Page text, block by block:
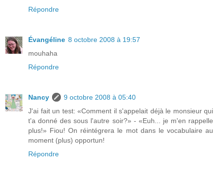
Répondre
Évangéline 8 octobre 2008 à 19:57
mouhaha
Répondre
Nancy
9 octobre 2008 à 05:40
J'ai fait un test: «Comment il s'appelait déjà le monsieur qui
t'a donné des sous l'autre soir?» - «Euh... je m'en rappelle
plus!» Fiou! On réintégrera le mot dans le vocabulaire au
moment (plus) opportun!
Répondre